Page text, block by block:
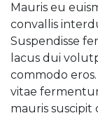
Mauris eu
convallis
Suspendisse
lacus dui
commodo
vitae
mauris suscipit